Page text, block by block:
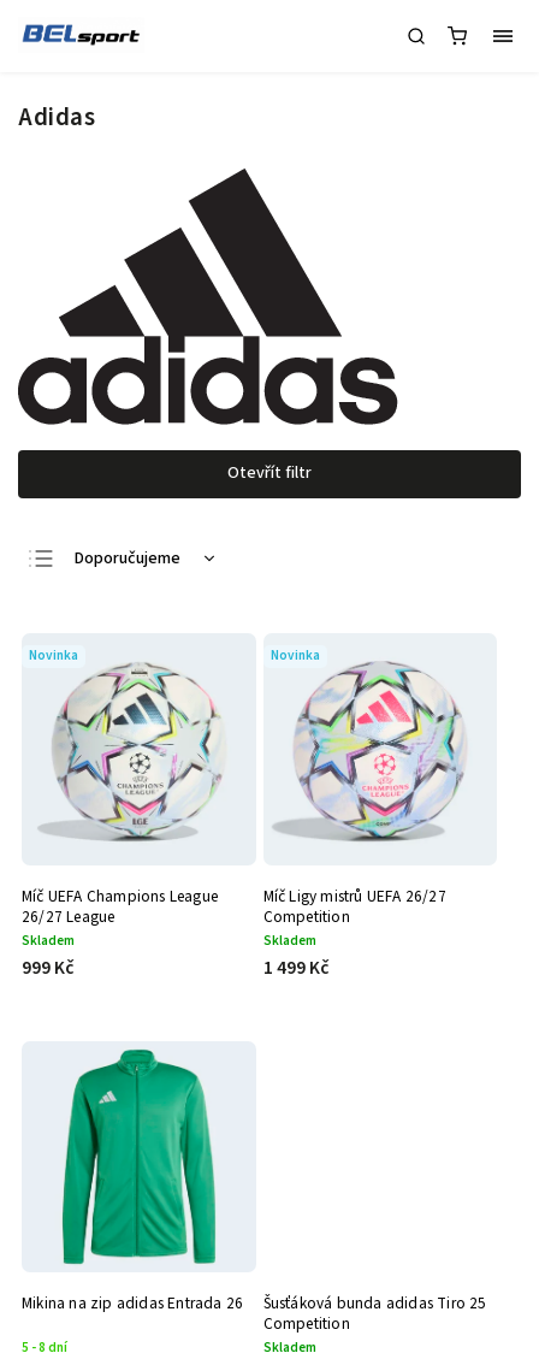
Adidas
Otevřít filtr
Doporučujeme
Nejprodávanější
Abecedně
Novinka
Míč UEFA Champions League
26/27 League
Skladem
999 Kč
Novinka
Míč Ligy mistrů UEFA 26/27
Competition
Skladem
1 499 Kč
Mikina na zip adidas Entrada 26
5 - 8 dní
Šusťáková bunda adidas Tiro 25
Competition
Skladem